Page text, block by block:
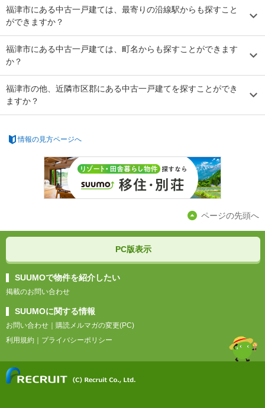
福津市にある中古一戸建ては、最寄りの沿線駅からも探すこと
ができますか？
福津市にある中古一戸建ては、町名からも探すことができます
か？
福津市の他、近隣市区郡にある中古一戸建てを探すことができ
ますか？
情報の見方ページへ
ページの先頭へ
PC版表示
SUUMOで物件を紹介したい
掲載のお問い合わせ
SUUMOに関する情報
お問い合わせ ｜ 購読メルマガの変更(PC)
利用規約 ｜ プライバシーポリシー